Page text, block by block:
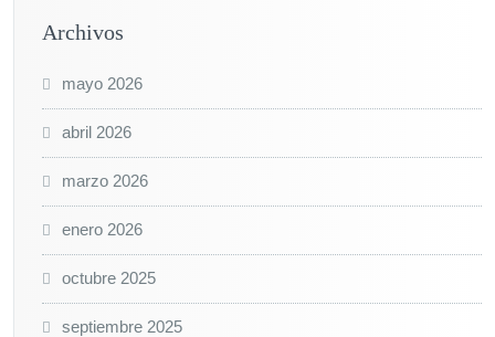
Archivos
mayo 2026
abril 2026
marzo 2026
enero 2026
octubre 2025
septiembre 2025